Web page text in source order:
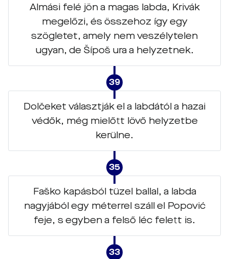
Almási felé jön a magas labda, Krivák
megelőzi, és összehoz így egy
szögletet, amely nem veszélytelen
ugyan, de Šípoš ura a helyzetnek.
39
Dolčeket választják el a labdától a hazai
védők, még mielőtt lövő helyzetbe
kerülne.
35
Faško kapásból tüzel ballal, a labda
nagyjából egy méterrel száll el Popović
feje, s egyben a felső léc felett is.
33